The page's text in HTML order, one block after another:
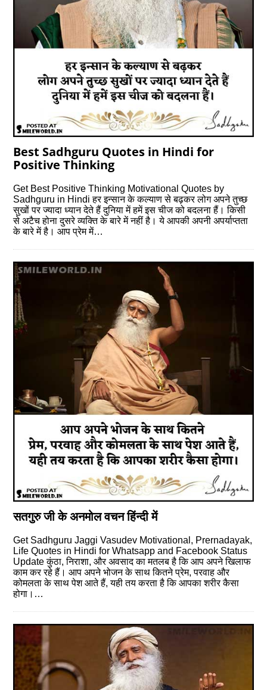
Best Sadhguru Quotes in Hindi for
Positive Thinking
Get Best Positive Thinking Motivational Quotes by
Sadhguru in Hindi हर इन्सान के कल्याण से बढ़कर लोग अपने तुच्छ
सुखों पर ज्यादा ध्यान देते हैं दुनिया में हमें इस चीज को बदलना हैं। किसी
से अटैच होना दुसरे व्यक्ति के बारे में नहीं है। ये आपकी अपनी अपर्याप्तता
के बारे में है। आप प्रेम में…
सतगुरु जी के अनमोल वचन हिंन्‍दी में
Get Sadhguru Jaggi Vasudev Motivational, Prernadayak,
Life Quotes in Hindi for Whatsapp and Facebook Status
Update कुंठा, निराशा, और अवसाद का मतलब है कि आप अपने खिलाफ
काम कर रहे हैं। आप अपने भोजन के साथ कितने प्रेम, परवाह और
कोमलता के साथ पेश आते हैं, यही तय करता है कि आपका शरीर कैसा
होगा।…